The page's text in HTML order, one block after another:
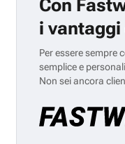
Con
i vantaggi
Per essere sempre
semplice e
Non sei ancora